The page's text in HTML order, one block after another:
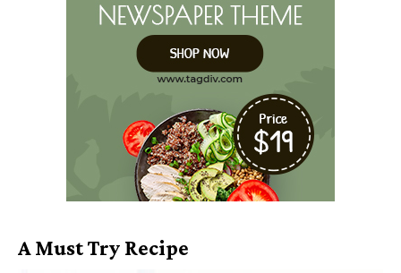
A Must Try Recipe